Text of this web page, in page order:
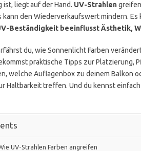
ist, liegt auf der Hand. UV-Strahlengreifen
den Wiederverkaufswert mindern. Es
Beständigkeit beeinflusst Ästhetik,
du, wie Sonnenlicht Farben
praktische Tipps zur Platzierung,
welche Auflagenbox zu deinem Balkon
Haltbarkeit treffen. Und du kennst
UV-Strahlen Farben angreifen